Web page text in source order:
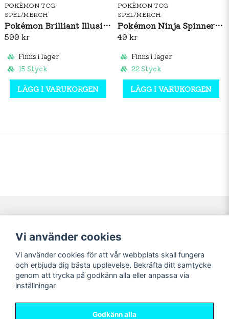
POKÉMON TCG
SPEL/MERCH
Pokémon Brilliant Illusions CSV8C Booster Box Slim (S-CH)
599 kr
Finns i lager
15 Styck
LÄGG I VARUKORGEN
POKÉMON TCG
SPEL/MERCH
Pokémon Ninja Spinner Booster Pack (JP)
49 kr
Finns i lager
22 Styck
LÄGG I VARUKORGEN
Navigering
Nyheter!
Förbeställning
Mitt konto
Logga in
Registrera dig
Glömt lösenord?
Sociala medier
Vi använder cookies
Vi använder cookies för att vår webbplats skall fungera
och erbjuda dig bästa upplevelse. Bekräfta ditt samtycke
genom att trycka på godkänn alla eller anpassa via
inställningar
Godkänn alla